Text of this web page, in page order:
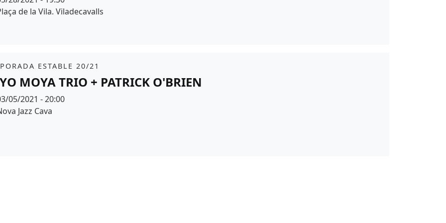
de la Vila. Viladecavalls
ESTABLE 20/21
MOYA TRIO + PATRICK O'BRIEN
05/2021 - 20:00
Jazz Cava